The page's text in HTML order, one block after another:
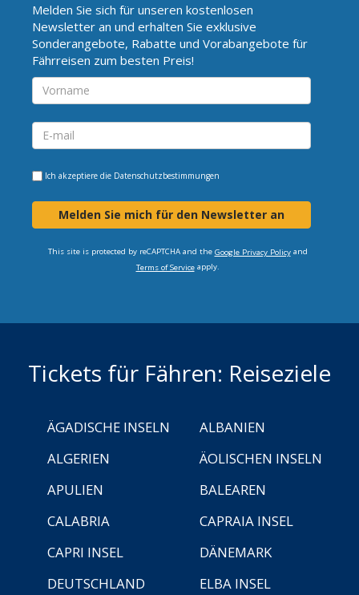
Melden Sie sich für unseren kostenlosen
Newsletter an und erhalten Sie exklusive
Sonderangebote, Rabatte und Vorabangebote für
Fährreisen zum besten Preis!
Ich akzeptiere die Datenschutzbestimmungen
Melden Sie mich für den Newsletter an
This site is protected by reCAPTCHA and the Google Privacy Policyand
Terms of Serviceapply.
Tickets für Fähren: Reiseziele
ÄGADISCHE INSELN
ALBANIEN
ALGERIEN
ÄOLISCHEN INSELN
APULIEN
BALEAREN
CALABRIA
CAPRAIA INSEL
CAPRI INSEL
DÄNEMARK
DEUTSCHLAND
ELBA INSEL